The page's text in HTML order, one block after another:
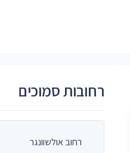
רחובות סמוכים
רחוב אולשוונגר